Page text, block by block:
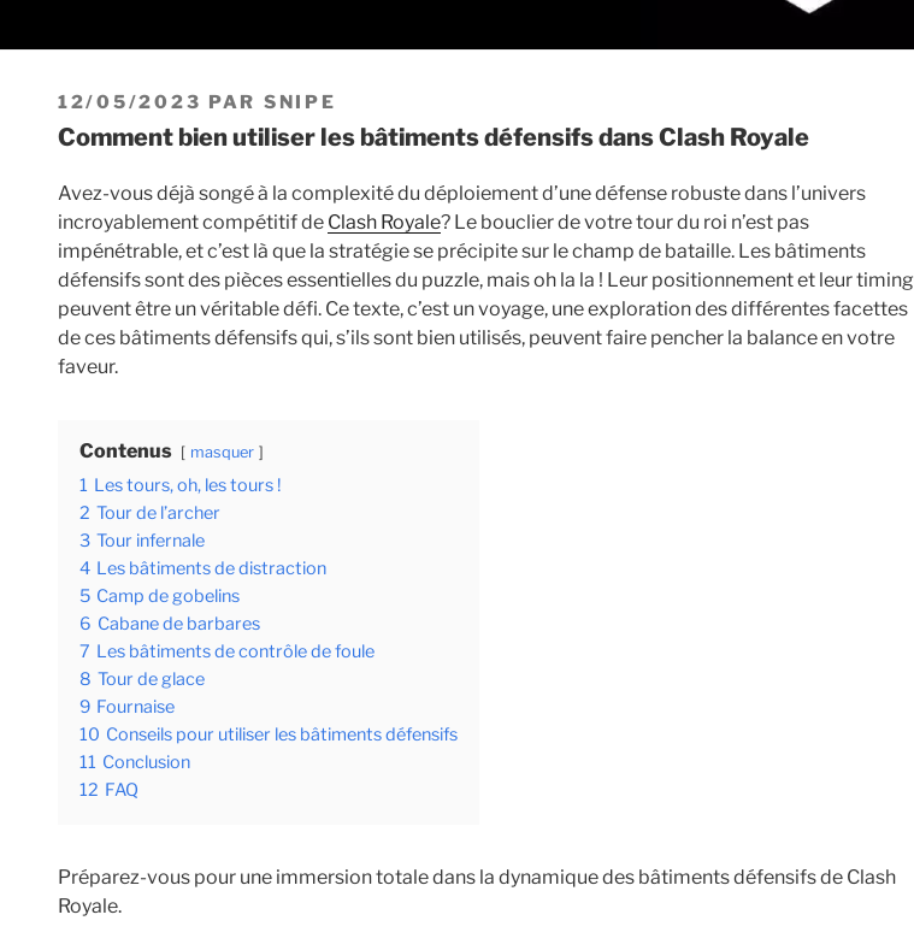
PUBLIÉ
LE
12/05/2023 PAR SNIPE
Comment bien utiliser les bâtiments défensifs dans Clash Royale
Avez-vous déjà songé à la complexité du déploiement d’une défense robuste dans l’univers
incroyablement compétitif de Clash Royale? Le bouclier de votre tour du roi n’est pas
impénétrable, et c’est là que la stratégie se précipite sur le champ de bataille. Les bâtiments
défensifs sont des pièces essentielles du puzzle, mais oh la la ! Leur positionnement et leur timing
peuvent être un véritable défi. Ce texte, c’est un voyage, une exploration des différentes facettes
de ces bâtiments défensifs qui, s’ils sont bien utilisés, peuvent faire pencher la balance en votre
faveur.
Contenus masquer
1 Les tours, oh, les tours !
2 Tour de l’archer
3 Tour infernale
4 Les bâtiments de distraction
5 Camp de gobelins
6 Cabane de barbares
7 Les bâtiments de contrôle de foule
8 Tour de glace
9 Fournaise
10 Conseils pour utiliser les bâtiments défensifs
11 Conclusion
12 FAQ
Préparez-vous pour une immersion totale dans la dynamique des bâtiments défensifs de Clash
Royale.